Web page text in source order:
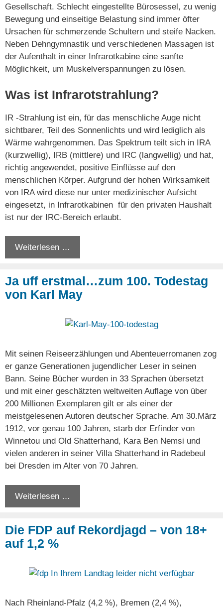
Gesellschaft. Schlecht eingestellte Bürosessel, zu wenig
Bewegung und einseitige Belastung sind immer öfter
Ursachen für schmerzende Schultern und steife Nacken.
Neben Dehngymnastik und verschiedenen Massagen ist
der Aufenthalt in einer Infrarotkabine eine sanfte
Möglichkeit, um Muskelverspannungen zu lösen.
Was ist Infrarotstrahlung?
IR -Strahlung ist ein, für das menschliche Auge nicht
sichtbarer, Teil des Sonnenlichts und wird lediglich als
Wärme wahrgenommen. Das Spektrum teilt sich in IRA
(kurzwellig), IRB (mittlere) und IRC (langwellig) und hat,
richtig angewendet, positive Einflüsse auf den
menschlichen Körper. Aufgrund der hohen Wirksamkeit
von IRA wird diese nur unter medizinischer Aufsicht
eingesetzt, in Infrarotkabinen für den privaten Haushalt
ist nur der IRC-Bereich erlaubt.
Weiterlesen …
Ja uff erstmal…zum 100. Todestag
von Karl May
Mit seinen Reiseerzählungen und Abenteuerromanen zog
er ganze Generationen jugendlicher Leser in seinen
Bann. Seine Bücher wurden in 33 Sprachen übersetzt
und mit einer geschätzten weltweiten Auflage von über
200 Millionen Exemplaren gilt er als einer der
meistgelesenen Autoren deutscher Sprache. Am 30.März
1912, vor genau 100 Jahren, starb der Erfinder von
Winnetou und Old Shatterhand, Kara Ben Nemsi und
vielen anderen in seiner Villa Shatterhand in Radebeul
bei Dresden im Alter von 70 Jahren.
Weiterlesen …
Die FDP auf Rekordjagd – von 18+
auf 1,2 %
Nach Rheinland-Pfalz (4,2 %), Bremen (2,4 %),